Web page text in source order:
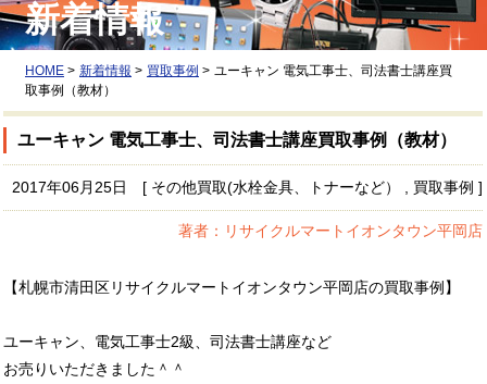
新着情報
HOME > 新着情報 > 買取事例 > ユーキャン 電気工事士、司法書士講座買
取事例（教材）
ユーキャン 電気工事士、司法書士講座買取事例（教材）
2017年06月25日 [ その他買取(水栓金具、トナーなど） , 買取事例 ]
著者：リサイクルマートイオンタウン平岡店
【札幌市清田区リサイクルマートイオンタウン平岡店の買取事例】
ユーキャン、電気工事士2級、司法書士講座など
お売りいただきました＾＾